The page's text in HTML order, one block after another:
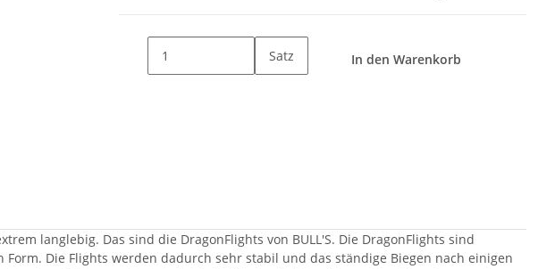
Satz In den Warenkorb
langlebig. Das sind die DragonFlights von BULL'S. Die DragonFlights sind
Form. Die Flights werden dadurch sehr stabil und das ständige Biegen nach einigen